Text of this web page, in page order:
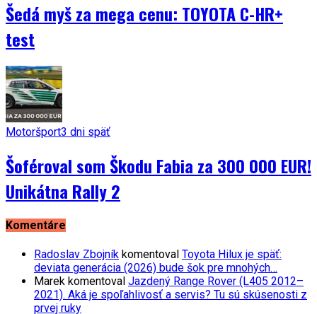
Šedá myš za mega cenu: TOYOTA C-HR+
test
Motoršport3 dni späť
Šoféroval som Škodu Fabia za 300 000 EUR!
Unikátna Rally 2
Komentáre
Radoslav Zbojník komentoval Toyota Hilux je späť:
deviata generácia (2026) bude šok pre mnohých…
Marek komentoval Jazdený Range Rover (L405 2012–
2021). Aká je spoľahlivosť a servis? Tu sú skúsenosti z
prvej ruky